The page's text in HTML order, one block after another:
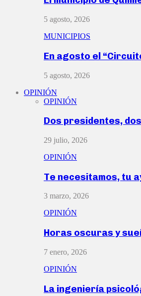
5 agosto, 2026
MUNICIPIOS
En agosto el
5 agosto, 2026
OPINIÓN
OPINIÓN
Dos presidentes,
29 julio, 2026
OPINIÓN
Te necesitamos, tu
3 marzo, 2026
OPINIÓN
Horas oscuras y
7 enero, 2026
OPINIÓN
La ingeniería